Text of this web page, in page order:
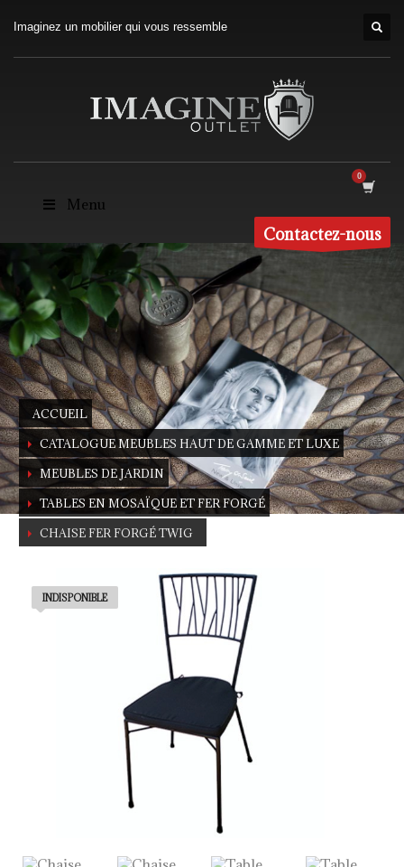
Imaginez un mobilier qui vous ressemble
Menu
Contactez-nous
ACCUEIL
CATALOGUE MEUBLES HAUT DE GAMME ET LUXE
MEUBLES DE JARDIN
TABLES EN MOSAÏQUE ET FER FORGÉ
CHAISE FER FORGÉ TWIG
Twig
Wrought iron chair
INDISPONIBLE